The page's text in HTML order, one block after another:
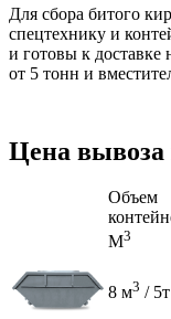
Для сбора битого
спецтехнику и
и готовы к доставке
от 5 тонн и
Цена вывоза
Объем
М3
8 м3 / 5т